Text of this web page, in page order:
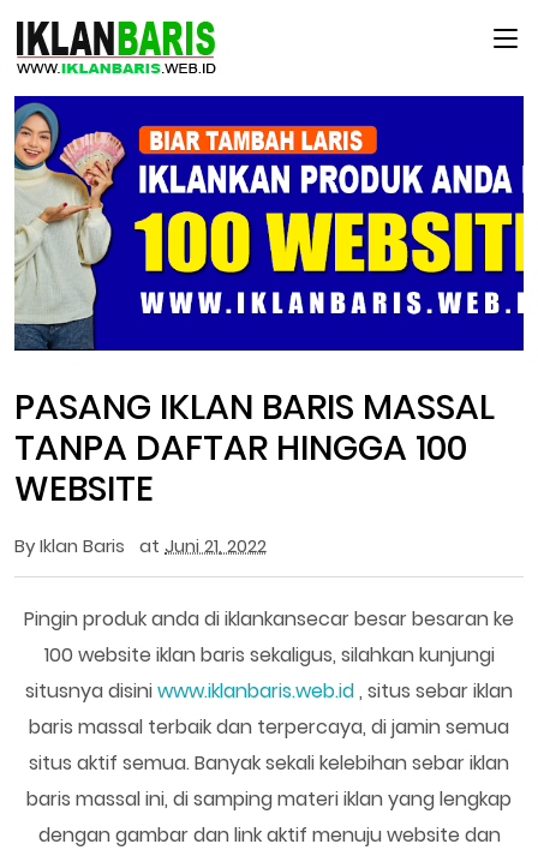
Main Menu
PASANG IKLAN BARIS MASSAL
TANPA DAFTAR HINGGA 100
WEBSITE
ByIklan Baris at Juni 21, 2022
Pingin produk anda di iklankansecar besar besaran ke
100 website iklan baris sekaligus, silahkan kunjungi
situsnya disiniwww.iklanbaris.web.id, situs sebar iklan
baris massal terbaik dan terpercaya, di jamin semua
situs aktif semua. Banyak sekali kelebihan sebar iklan
baris massal ini, di samping materi iklan yang lengkap
dengan gambar dan link aktif menuju website dan